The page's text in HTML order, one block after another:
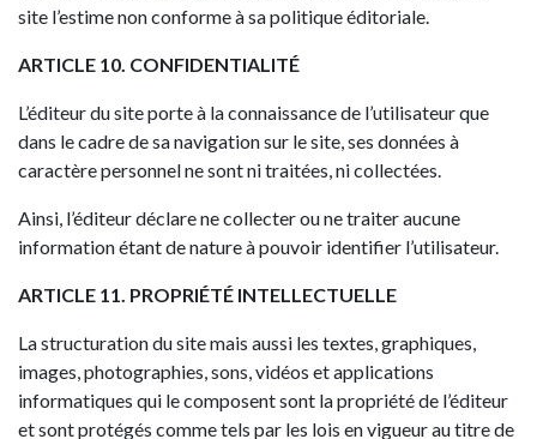
site l’estime non conforme à sa politique éditoriale.
ARTICLE 10. CONFIDENTIALITÉ
L’éditeur du site porte à la connaissance de l’utilisateur que
dans le cadre de sa navigation sur le site, ses données à
caractère personnel ne sont ni traitées, ni collectées.
Ainsi, l’éditeur déclare ne collecter ou ne traiter aucune
information étant de nature à pouvoir identifier l’utilisateur.
ARTICLE 11. PROPRIÉTÉ INTELLECTUELLE
La structuration du site mais aussi les textes, graphiques,
images, photographies, sons, vidéos et applications
informatiques qui le composent sont la propriété de l’éditeur
et sont protégés comme tels par les lois en vigueur au titre de